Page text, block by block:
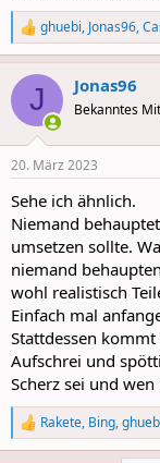
R
e
a
c
i
s
ghuebi, Jonas96,
J Jonas96
Bekanntes
20. März 2023
Sehe ich ähnlich.
Niemand
umsetzen sollte.
niemand
wohl realistisch
Einfach mal
Stattdessen
Aufschrei und
Scherz sei und
R
e
Rakete, Bing,